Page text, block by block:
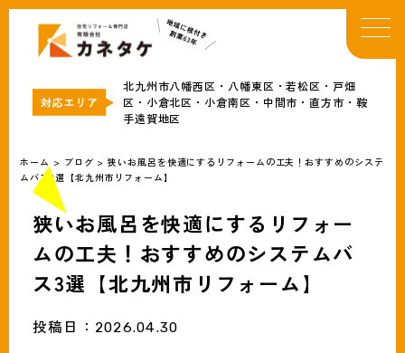
TOP
イベント・お知らせ
カネタケについて
補助金情報
リフォームメニュー
ブログ
会社概要
北九州市八幡西区・八幡東区・若松区・戸畑
区・小倉北区・小倉南区・中間市・直方市・鞍
手遠賀地区
ホーム > ブログ>狭いお風呂を快適にするリフォームの工夫！おすすめのシステ
ムバス3選【北九州市リフォーム】
狭いお風呂を快適にするリフォー
ムの工夫！おすすめのシステムバ
ス3選【北九州市リフォーム】
投稿日： 2026.04.30